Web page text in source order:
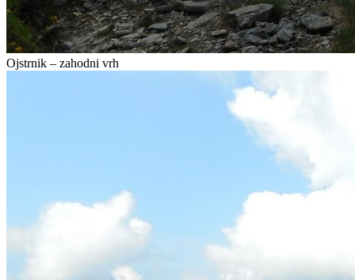
Ojstrnik – zahodni vrh